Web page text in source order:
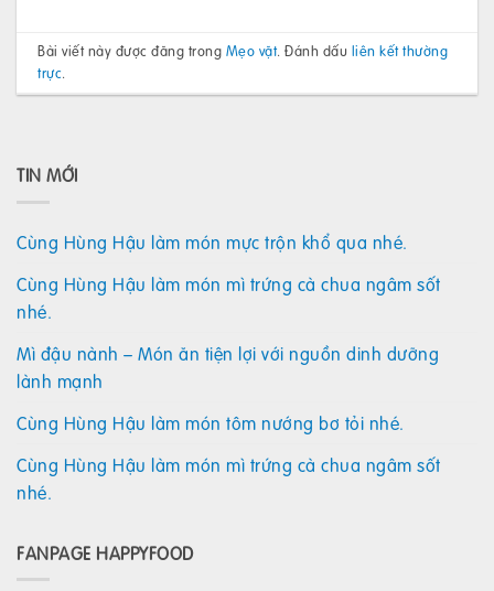
Bài viết này được đăng trong Mẹo vặt. Đánh dấu liên kết thường
trực.
TIN MỚI
Cùng Hùng Hậu làm món mực trộn khổ qua nhé.
Cùng Hùng Hậu làm món mì trứng cà chua ngâm sốt
nhé.
Mì đậu nành – Món ăn tiện lợi với nguồn dinh dưỡng
lành mạnh
Cùng Hùng Hậu làm món tôm nướng bơ tỏi nhé.
Cùng Hùng Hậu làm món mì trứng cà chua ngâm sốt
nhé.
FANPAGE HAPPYFOOD